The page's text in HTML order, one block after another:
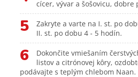
cícer, vývar a šošovicu, dobre
5
Zakryte a varte na I. st. po
II. st. po dobu 4 - 5 hodín.
6
Dokončite vmiešaním
listov a citrónovej kôry,
podávajte s teplým chlebom Naan.